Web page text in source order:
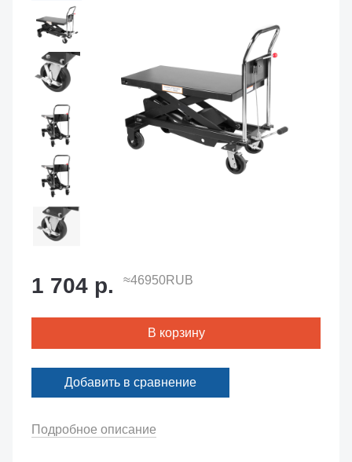
Подробное описание
1 704 р. ≈46950RUB
В корзину
Добавить в сравнение